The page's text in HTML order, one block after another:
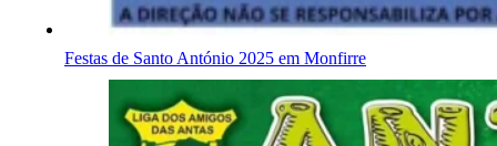
Festas de Santo António 2025 em Monfirre